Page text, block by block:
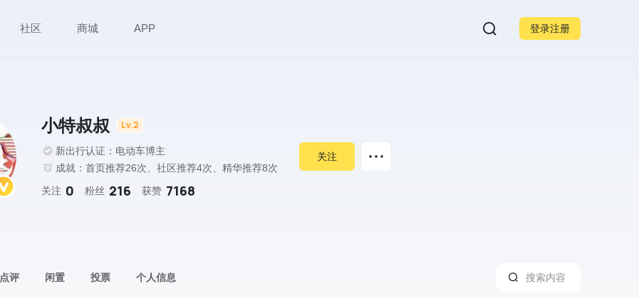
社区 商城 APP 登录注册
小特叔叔 Lv.2
新出行认证：电动车博主
成就：首页推荐26次、社区推荐4次、精华推荐8次
关注 0 粉丝 216 获赞 7168
关注
点评 闲置 投票 个人信息